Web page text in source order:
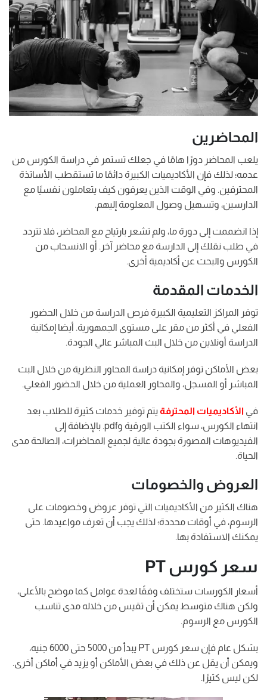
المحاضرين
يلعب المحاضر دورًا هامًا في جعلك تستمر في دراسة الكورس من
عدمه؛ لذلك فإن الأكاديميات الكبيرة دائمًا ما تستقطب الأساتذة
المحترفين. وفي الوقت الذين يعرفون كيف يتعاملون نفسيًا مع
الدارسين، وتسهيل وصول المعلومة إليهم.
إذا انضممت إلى دورة ما، ولم تشعر بارتياح مع المحاضر، فلا تتردد
في طلب نقلك إلى الدارسة مع محاضر آخر. أو الانسحاب من
الكورس والبحث عن أكاديمية أخرى.
الخدمات المقدمة
توفر المراكز التعليمية الكبيرة فرص الدراسة من خلال الحضور
الفعلي في أكثر من مقر على مستوى الجمهورية. أيضا إمكانية
الدراسة أونلاين من خلال البث المباشر عالي الجودة.
بعض الأماكن توفر إمكانية دراسة المحاور النظرية من خلال البث
المباشر أو المسجل، والمحاور العملية من خلال الحضور الفعلي.
في الأكاديميات المحترفةيتم توفير خدمات كثيرة للطلاب بعد
انتهاء الكورس، سواء الكتب الورقية وpdf. بالإضافة إلى
الفيديوهات المصورة بجودة عالية لجميع المحاضرات، الصالحة مدى
الحياة.
العروض والخصومات
هناك الكثير من الأكاديميات التي توفر عروض وخصومات على
الرسوم، في أوقات محددة؛ لذلك يجب أن تعرف مواعيدها. حتى
يمكنك الاستفادة بها.
سعر كورس PT
أسعار الكورسات ستختلف وفقًا لعدة عوامل كما موضح بالأعلى،
ولكن هناك متوسط يمكن أن تقيس من خلاله مدى تناسب
الكورس مع الرسوم.
بشكل عام فإن سعر كورس PT يبدأ من 5000 حتى 6000 جنيه،
ويمكن أن يقل عن ذلك في بعض الأماكن أو يزيد في أماكن أخرى.
لكن ليس كثيرًا.